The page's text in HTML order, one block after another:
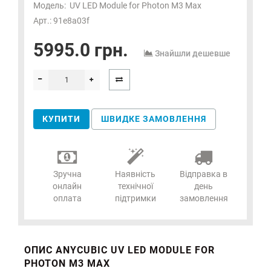
Модель: UV LED Module for Photon M3 Max
Арт.: 91e8a03f
5995.0 грн. Знайшли дешевше
КУПИТИ ШВИДКЕ ЗАМОВЛЕННЯ
Зручна
онлайн
оплата
Наявність
технічної
підтримки
Відправка в
день
замовлення
ОПИС ANYCUBIC UV LED MODULE FOR
PHOTON M3 MAX